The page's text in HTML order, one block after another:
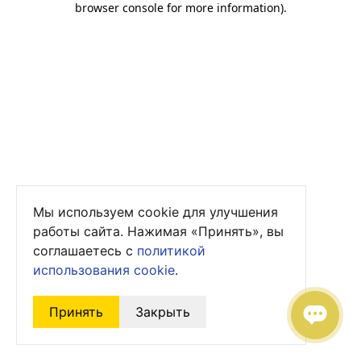
browser console for more information).
Мы используем cookie для улучшения
работы сайта. Нажимая «Принять», вы
соглашаетесь с политикой
использования cookie.
Принять Закрыть